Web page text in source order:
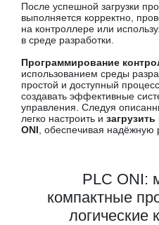
После успешной загрузки
выполняется корректно,
на контроллере или
в среде разработки.
Программирование
использованием среды
простой и доступный
создавать эффективные
управления. Следуя
легко настроить и
ONI , обеспечивая надёжную
PLC ONI:
компактные
логические